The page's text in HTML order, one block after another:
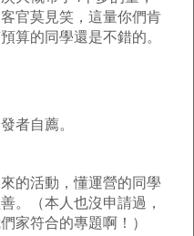
官莫見笑，這量你們肯
算的同學還是不錯的。
者自薦。
的活動，懂運營的同學
。（本人也沒申請過，
家符合的專題啊！）